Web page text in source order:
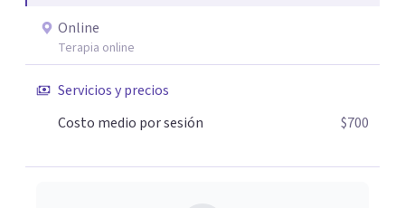
Online
Terapia online
Servicios y precios
Costo medio por sesión
$700